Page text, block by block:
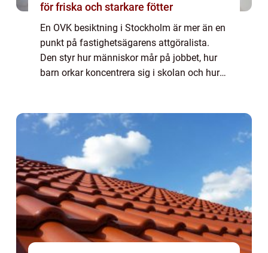
för friska och starkare fötter
En OVK besiktning i Stockholm är mer än en
punkt på fastighetsägarens attgöralista.
Den styr hur människor mår på jobbet, hur
barn orkar koncentrera sig i skolan och hur
mi...